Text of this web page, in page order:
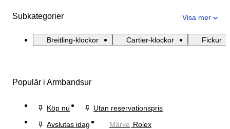
Subkategorier Visa mer
Breitling-klockor Cartier-klockor Fickur
Populär i Armbandsur
Köp nu
Utan reservationspris
Avslutas idag
Märke Rolex